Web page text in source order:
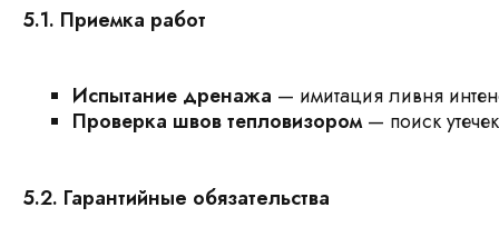
5.1. Приемка работ
Испытание дренажа — имитация ливня
Проверка швов тепловизором— поиск
5.2. Гарантийные обязательства